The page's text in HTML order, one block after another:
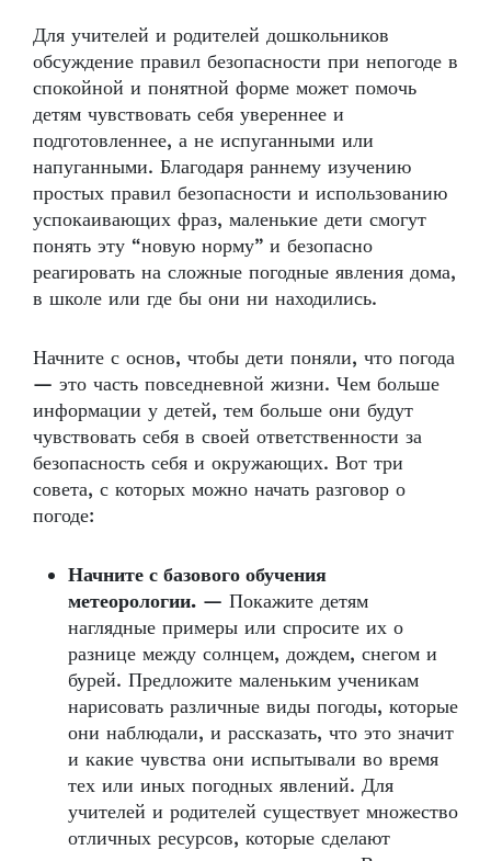
Для учителей и родителей дошкольников
обсуждение правил безопасности при непогоде в
спокойной и понятной форме может помочь
детям чувствовать себя увереннее и
подготовленнее, а не испуганными или
напуганными. Благодаря раннему изучению
простых правил безопасности и использованию
успокаивающих фраз, маленькие дети смогут
понять эту “новую норму” и безопасно
реагировать на сложные погодные явления дома,
в школе или где бы они ни находились.
Начните с основ, чтобы дети поняли, что погода
— это часть повседневной жизни. Чем больше
информации у детей, тем больше они будут
чувствовать себя в своей ответственности за
безопасность себя и окружающих. Вот три
совета, с которых можно начать разговор о
погоде:
Начните с базового обучения
метеорологии. — Покажите детям
наглядные примеры или спросите их о
разнице между солнцем, дождем, снегом и
бурей. Предложите маленьким ученикам
нарисовать различные виды погоды, которые
они наблюдали, и рассказать, что это значит
и какие чувства они испытывали во время
тех или иных погодных явлений. Для
учителей и родителей существует множество
отличных ресурсов, которые сделают